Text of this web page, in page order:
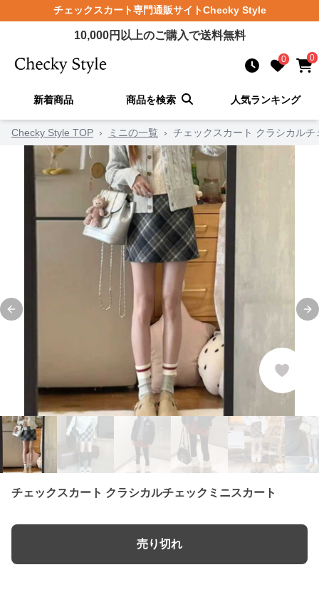
チェックスカート専門通販サイトChecky Style
10,000円以上のご購入で送料無料
0 0
新着商品 商品を検索 人気ランキング
Checky Style TOP › ミニの一覧 › チェックスカート クラシカル
Previous slide
チェックスカート クラシカルチェックミニスカート
売り切れ